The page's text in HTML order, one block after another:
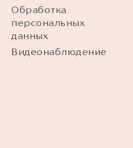
Обработка
персональных
данных
Видеонаблюдение